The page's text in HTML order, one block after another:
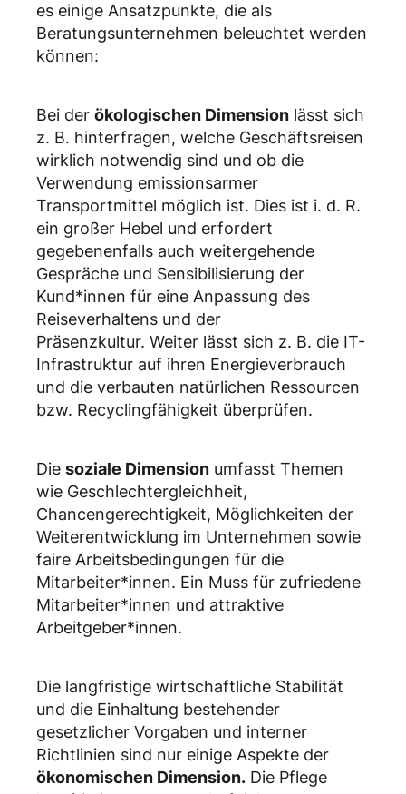
es einige Ansatzpunkte, die als
Beratungsunternehmen beleuchtet werden
können:
Bei der ökologischen Dimension lässt sich
z. B. hinterfragen, welche Geschäftsreisen
wirklich notwendig sind und ob die
Verwendung emissionsarmer
Transportmittel möglich ist. Dies ist i. d. R.
ein großer Hebel und erfordert
gegebenenfalls auch weitergehende
Gespräche und Sensibilisierung der
Kund*innen für eine Anpassung des
Reiseverhaltens und der
Präsenzkultur. Weiter lässt sich z. B. die IT-
Infrastruktur auf ihren Energieverbrauch
und die verbauten natürlichen Ressourcen
bzw. Recyclingfähigkeit überprüfen.
Die soziale Dimension umfasst Themen
wie Geschlechtergleichheit,
Chancengerechtigkeit, Möglichkeiten der
Weiterentwicklung im Unternehmen sowie
faire Arbeitsbedingungen für die
Mitarbeiter*innen. Ein Muss für zufriedene
Mitarbeiter*innen und attraktive
Arbeitgeber*innen.
Die langfristige wirtschaftliche Stabilität
und die Einhaltung bestehender
gesetzlicher Vorgaben und interner
Richtlinien sind nur einige Aspekte der
ökonomischen Dimension. Die Pflege